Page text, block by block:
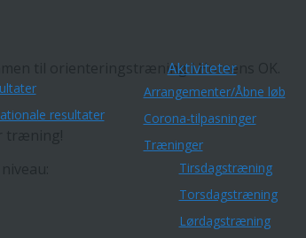
resultater
Aktiviteter
Arrangementer/Åbne løb
Corona-tilpasninger
Træninger
Tirsdagstræning
Torsdagstræning
Lørdagstræning
til orienteringstræning i Horsens OK.